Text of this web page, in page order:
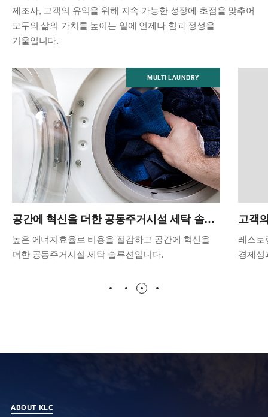
제조사, 고객의 유익을 위해 지속 가능한 성장에 초점을 맞추어
모두의 삶의 가치를 높이는 일에 언제나 힘과 정성을
기울입니다.
MULTI LAUNDRY
공간에 혁신을 더한 공동주거시설 세탁 솔루션
높은 에너지효율로 비용을 절감하고 공간에 혁신을
더한 공동주거시설 세탁 솔루션입니다.
레스토
경제성
ABOUT KLC